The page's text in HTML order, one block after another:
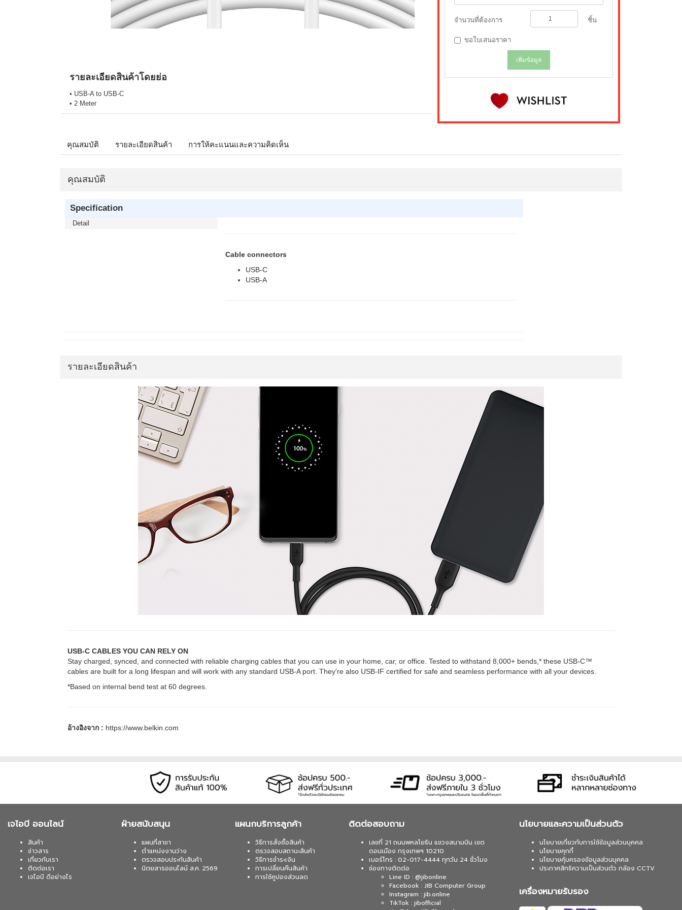
รายละเอียดสินค้าโดยย่อ
• USB-A to USB-C
• 2 Meter
จำนวนที่ต้องการ ชิ้น
ขอใบเสนอราคา
เพิ่มข้อมูล
คุณสมบัติ รายละเอียดสินค้า การให้คะแนนและความคิดเห็น
คุณสมบัติ
Specification
Detail
Cable connectors
USB-C
USB-A
รายละเอียดสินค้า
USB-C CABLES YOU CAN RELY ON
Stay charged, synced, and connected with reliable charging cables that you can use in your home, car, or office. Tested to withstand 8,000+ bends,* these USB-C™
cables are built for a long lifespan and will work with any standard USB-A port. They're also USB-IF certified for safe and seamless performance with all your devices.
*Based on internal bend test at 60 degrees.
อ้างอิงจาก : https://www.belkin.com
เจไอบี ออนไลน์
สินค้า
ข่าวสาร
เกี่ยวกับเรา
ติดต่อเรา
เจไอบี ดีอย่างไร
ฝ่ายสนับสนุน
แผนที่สาขา
ตำแหน่งงานว่าง
ตรวจสอบประกันสินค้า
นิตยสารออนไลน์ ส.ค. 2569
แผนกบริการลูกค้า
วิธีการสั่งซื้อสินค้า
ตรวจสอบสถานะสินค้า
วิธีการชำระเงิน
การเปลี่ยนคืนสินค้า
การใช้คูปองส่วนลด
ติดต่อสอบถาม
เลขที่ 21 ถนนพหลโยธิน แขวงสนามบิน เขต
ดอนเมือง กรุงเทพฯ 10210
เบอร์โทร : 02-017-4444 ทุกวัน 24 ชั่วโมง
ช่องทางติดต่อ
Line ID : @jibonline
Facebook : JIB Computer Group
Instagram : jib.online
TikTok : jibofficial
นโยบายและความเป็นส่วนตัว
นโยบายเกี่ยวกับการใช้ข้อมูลส่วนบุคคล
นโยบายคุกกี้
นโยบายคุ้มครองข้อมูลส่วนบุคคล
ประกาศสิทธิความเป็นส่วนตัว กล้อง CCTV
เครื่องหมายรับรอง